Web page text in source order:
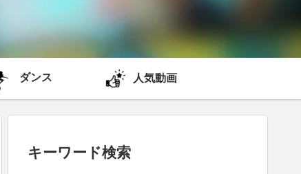
ダンス 人気動画
キーワード検索